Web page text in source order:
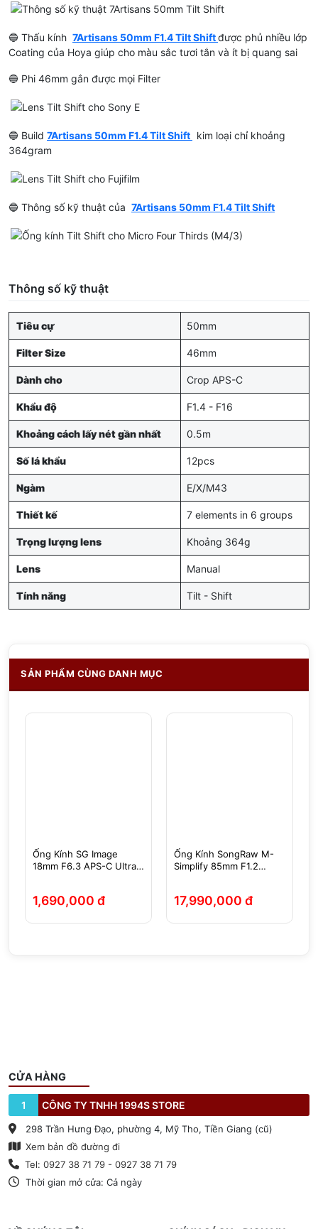
🔵 Thấu kính 7Artisans 50mm F1.4 Tilt Shiftđược phủ nhiều lớp
Coating của Hoya giúp cho màu sắc tươi tắn và ít bị quang sai
🔵 Phi 46mm gắn được mọi Filter
🔵 Build 7Artisans 50mm F1.4 Tilt Shift kim loại chỉ khoảng
364gram
🔵 Thông số kỹ thuật của 7Artisans 50mm F1.4 Tilt Shift
Thông số kỹ thuật
Tiêu cự 50mm
Filter Size 46mm
Dành cho Crop APS-C
Khẩu độ F1.4 - F16
Khoảng cách lấy nét gần nhất 0.5m
Số lá khẩu 12pcs
Ngàm E/X/M43
Thiết kế 7 elements in 6 groups
Trọng lượng lens Khoảng 364g
Lens Manual
Tính năng Tilt - Shift
SẢN PHẨM CÙNG DANH MỤC
Ống Kính SG Image
18mm F6.3 APS-C Ultra
- Chính Hãng
1,690,000 đ
Ống Kính SongRaw M-
Simplify 85mm F1.2
17,990,000 đ
CỬA HÀNG
1 CÔNG TY TNHH 1994S STORE
298 Trần Hưng Đạo, phường 4, Mỹ Tho, Tiền Giang (cũ)
Xem bản đồ đường đi
Tel: 0927 38 71 79 - 0927 38 71 79
Thời gian mở cửa: Cả ngày